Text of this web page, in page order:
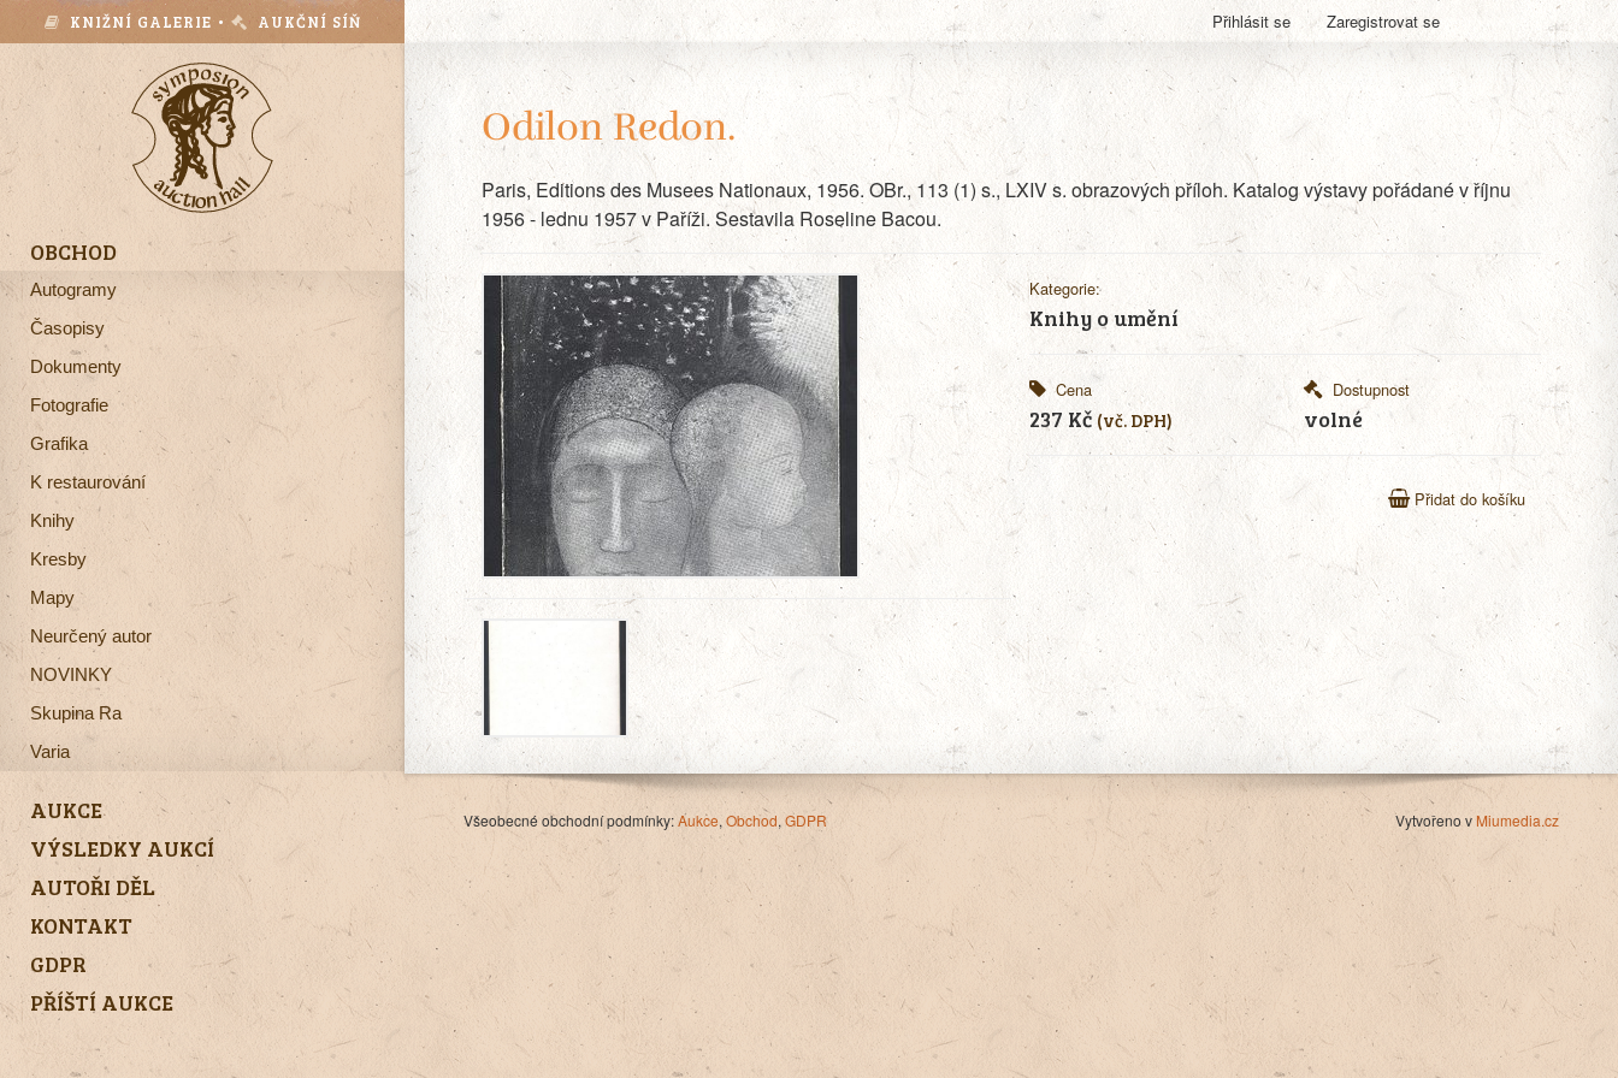
KNIŽNÍ GALERIE • AUKČNÍ SÍŇ
OBCHOD
Autogramy
Časopisy
Dokumenty
Fotografie
Grafika
K restaurování
Knihy
Kresby
Mapy
Neurčený autor
NOVINKY
Skupina Ra
Varia
AUKCE
VÝSLEDKY AUKCÍ
AUTOŘI DĚL
KONTAKT
GDPR
PŘÍŠTÍ AUKCE
Přihlásit se Zaregistrovat se
Odilon Redon.
Paris, Editions des Musees Nationaux, 1956. OBr., 113 (1) s., LXIV s. obrazových příloh. Katalog výstavy pořádané v říjnu
1956 - lednu 1957 v Paříži. Sestavila Roseline Bacou.
Kategorie:
Knihy o umění
Cena
237 Kč (vč. DPH)
Dostupnost
volné
Přidat do košíku
Všeobecné obchodní podmínky:Aukce, Obchod, GDPR Vytvořeno v Miumedia.cz